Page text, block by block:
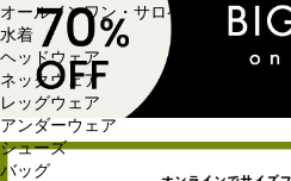
オールインワン・サロペット
水着
ヘッドウェア
ネックウェア
レッグウェア
アンダーウェア
シューズ
バッグ